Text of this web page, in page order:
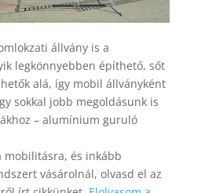
állvány is a
legkönnyebben építhető, sőt
alá, így mobil állványként
sokkal jobb megoldásunk is
– alumínium guruló
mobilitásra, és inkább
vásárolnál, olvasd el az